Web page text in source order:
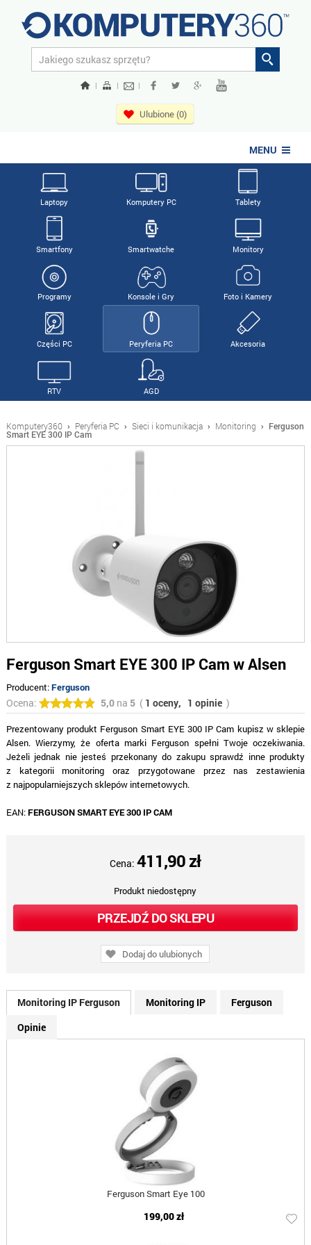
| | |
Ulubione (0)
MENU
Laptopy Komputery PC Tablety
Smartfony Smartwatche Monitory
Programy Konsole i Gry Foto i Kamery
Części PC Peryferia PC Akcesoria
RTV AGD
Komputery360 › Peryferia PC › Sieci i komunikacja › Monitoring › Ferguson
Smart EYE 300 IP Cam
Ferguson Smart EYE 300 IP Cam w Alsen
Producent:Ferguson
Ocena: 5,0na 5( 1 oceny, 1 opinie )
Prezentowany produkt Ferguson Smart EYE 300 IP Cam kupisz w sklepie
Alsen. Wierzymy, że oferta marki Ferguson spełni Twoje oczekiwania.
Jeżeli jednak nie jesteś przekonany do zakupu sprawdź inne produkty
z kategorii monitoring oraz przygotowane przez nas zestawienia
z najpopularniejszych sklepów internetowych.
EAN:FERGUSON SMART EYE 300 IP CAM
Cena:411,90 zł
Produkt niedostępny
PRZEJDŹ DO SKLEPU
Dodaj do ulubionych
Monitoring IP Ferguson Monitoring IP
Ferguson
Opinie
Ferguson Smart Eye 100
199,00 zł